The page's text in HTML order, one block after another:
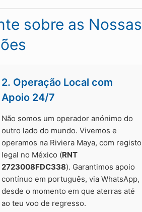
sobre as Nossas
2. Operação Local com
Apoio 24/7
Não somos um operador anónimo do
outro lado do mundo. Vivemos e
operamos na Riviera Maya, com registo
legal no México (RNT
2723008FDC338). Garantimos apoio
contínuo em português, via WhatsApp,
desde o momento em que aterras até
ao teu voo de regresso.